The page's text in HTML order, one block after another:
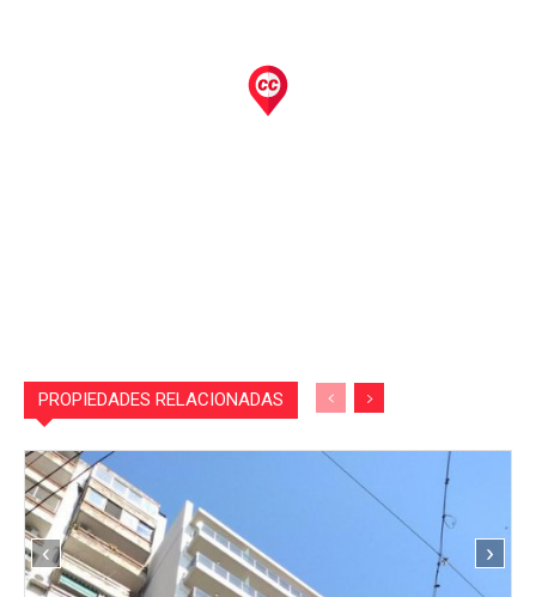
PROPIEDADES RELACIONADAS
‹ ›